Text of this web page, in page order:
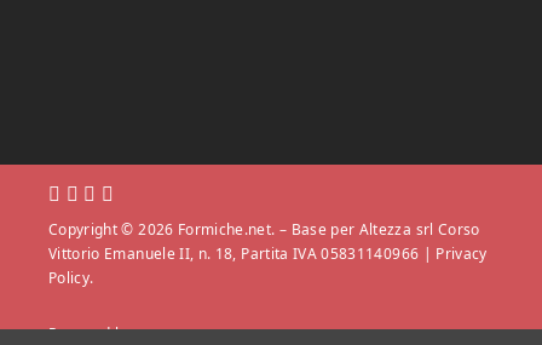
Copyright © 2026 Formiche.net. – Base per Altezza srl Corso
Vittorio Emanuele II, n. 18, Partita IVA 05831140966 | Privacy
Policy.
Powered by